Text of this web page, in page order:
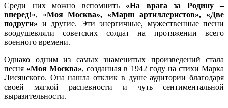
Среди них можно вспомнить «На врага за Родину –
вперед!», «Моя Москва», «Марш артиллеристов», «Две
подруги» и другие. Эти энергичные, мужественные песни
воодушевляли советских солдат на протяжении всего
военного времени.
Однако одним из самых знаменитых произведений стала
песня «Моя Москва», созданная в 1942 году на стихи Марка
Лисянского. Она нашла отклик в душе аудитории благодаря
своей мягкой распевности и чуть сентиментальной
выразительности.